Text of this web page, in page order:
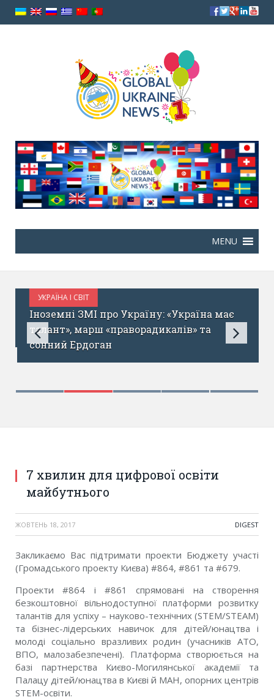
УКРАЇНА І СВІТ
ЖОВТЕНЬ 18, 2017
Іноземні ЗМІ про Україну: «Україна має
талант», марш «праворадикалів» та
сонний Ердоган
7 хвилин для цифрової освіти
майбутнього
ЖОВТЕНЬ 18, 2017 DIGEST
Закликаємо Вас підтримати проекти Бюджету участі
(Громадського проекту Києва) #864, #861 та #679.
Проекти #864 і #861 спрямовані на створення
безкоштовної вільнодоступної платформи розвитку
талантів для успіху – науково-технічних (STEM/STEAM)
та бізнес-лідерських навичок для дітей/юнацтва і
молоді соціально вразливих родин (учасників АТО,
ВПО, малозабезпечені). Платформа створюється на
базі партнерства Києво-Могилянської академії та
Палацу дітей/юнацтва в Києві й МАН, опорних центрів
STEM-освіти.